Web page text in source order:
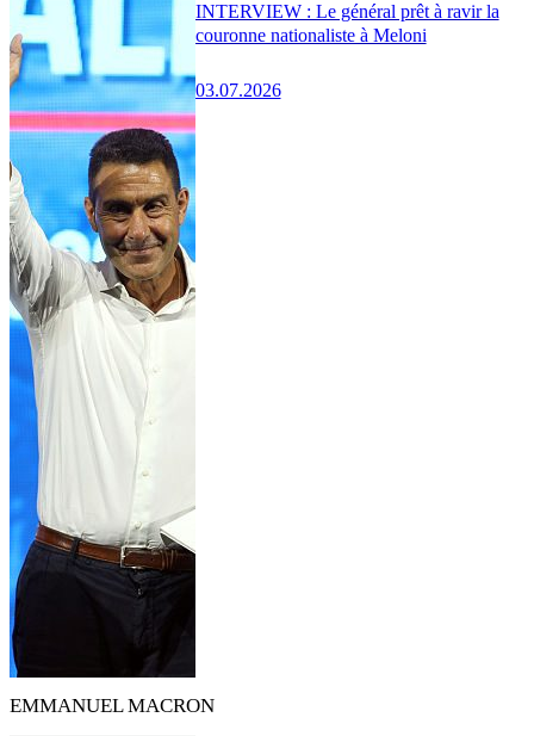
INTERVIEW : Le général prêt à ravir la
couronne nationaliste à Meloni
03.07.2026
EMMANUEL MACRON